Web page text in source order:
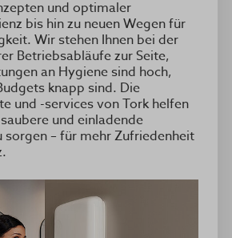
und optimaler
bis hin zu neuen Wegen für
Wir stehen Ihnen bei der
Betriebsabläufe zur Seite,
an Hygiene sind hoch,
knapp sind. Die
und -services von Tork helfen
und einladende
sorgen – für mehr Zufriedenheit